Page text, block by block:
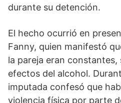
durante su detención.
El hecho ocurrió en
Fanny, quien manifestó
la pareja eran
efectos del alcohol.
imputada confesó que
violencia física por parte